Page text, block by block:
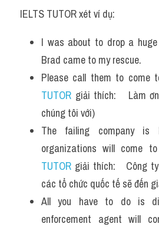
Speaking
Reading
Vocabulary
IELTS TUTOR xét ví dụ:
I was about to drop a
Brad came to my rescue.
Please call them to come
TUTOR giải thích:   Làm
chúng tôi với)
The failing company is
organizations will come
TUTOR giải thích:   Công
các tổ chức quốc tế sẽ đến
All you have to do is
enforcement agent will